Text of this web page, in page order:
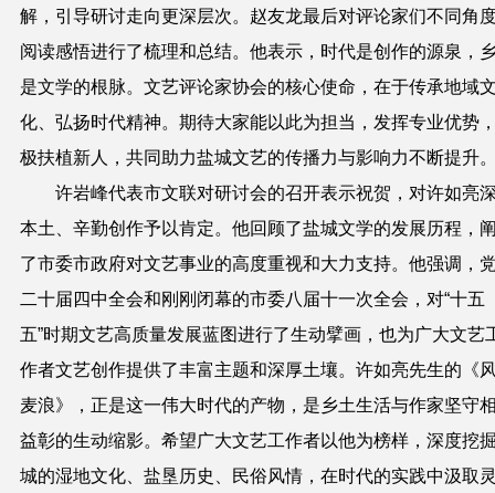
解，引导研讨走向更深层次。赵友龙最后对评论家们不同角
阅读感悟进行了梳理和总结。他表示，时代是创作的源泉，
是文学的根脉。文艺评论家协会的核心使命，在于传承地域
化、弘扬时代精神。期待大家能以此为担当，发挥专业优势
极扶植新人，共同助力盐城文艺的传播力与影响力不断提升
许岩峰代表市文联对研讨会的召开表示祝贺，对许如亮
本土、辛勤创作予以肯定。他回顾了盐城文学的发展历程，
了市委市政府对文艺事业的高度重视和大力支持。他强调，
二十届四中全会和刚刚闭幕的市委八届十一次全会，对“十五
五”时期文艺高质量发展蓝图进行了生动擘画，也为广大文艺
作者文艺创作提供了丰富主题和深厚土壤。许如亮先生的《
麦浪》，正是这一伟大时代的产物，是乡土生活与作家坚守
益彰的生动缩影。希望广大文艺工作者以他为榜样，深度挖
城的湿地文化、盐垦历史、民俗风情，在时代的实践中汲取